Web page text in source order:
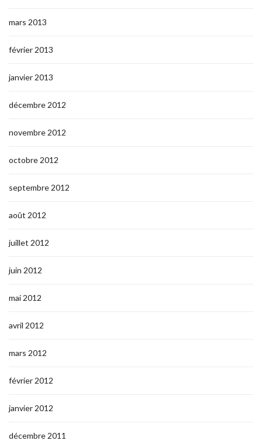
mars 2013
février 2013
janvier 2013
décembre 2012
novembre 2012
octobre 2012
septembre 2012
août 2012
juillet 2012
juin 2012
mai 2012
avril 2012
mars 2012
février 2012
janvier 2012
décembre 2011